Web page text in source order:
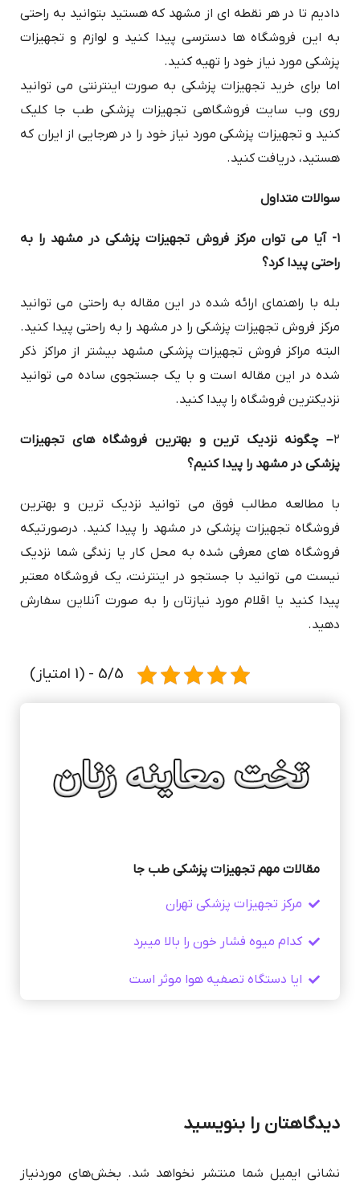
دادیم تا در هر نقطه ای از مشهد که هستید بتوانید به راحتی
به این فروشگاه ها دسترسی پیدا کنید و لوازم و تجهیزات
پزشکی مورد نیاز خود را تهیه کنید.
اما برای خرید تجهیزات پزشکی به صورت اینترنتی می توانید
روی وب سایت فروشگاهی تجهیزات پزشکی طب جا کلیک
کنید و تجهیزات پزشکی مورد نیاز خود را در هرجایی از ایران که
هستید، دریافت کنید.
سوالات متداول
۱- آیا می توان مرکز فروش تجهیزات پزشکی در مشهد را به
راحتی پیدا کرد؟
بله با راهنمای ارائه شده در این مقاله به راحتی می توانید
مرکز فروش تجهیزات پزشکی را در مشهد را به راحتی پیدا کنید.
البته مراکز فروش تجهیزات پزشکی مشهد بیشتر از مراکز ذکر
شده در این مقاله است و با یک جستجوی ساده می توانید
نزدیکترین فروشگاه را پیدا کنید.
۲– چگونه نزدیک ترین و بهترین فروشگاه های تجهیزات
پزشکی در مشهد را پیدا کنیم؟
با مطالعه مطالب فوق می توانید نزدیک ترین و بهترین
فروشگاه تجهیزات پزشکی در مشهد را پیدا کنید. درصورتیکه
فروشگاه های معرفی شده به محل کار یا زندگی شما نزدیک
نیست می توانید با جستجو در اینترنت، یک فروشگاه معتبر
پیدا کنید یا اقلام مورد نیازتان را به صورت آنلاین سفارش
دهید.
5/5 - (1 امتیاز)
مقالات مهم تجهیزات پزشکی طب جا
مرکز تجهیزات پزشکی تهران
کدام میوه فشار خون را بالا میبرد
ایا دستگاه تصفیه هوا موثر است
دیدگاهتان را بنویسید
نشانی ایمیل شما منتشر نخواهد شد. بخش‌های موردنیاز